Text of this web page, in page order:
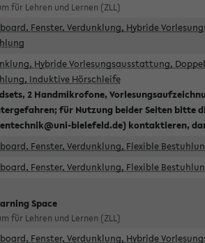
für Lehren und Lernen (ZLL)
Fenster, Verdunklung, Hybride
Hybride Vorlesungsausstattung,
Induktive Hörschleife
2 Handmikrofone,
für Nutzung beider Seiten bitte
bielefeld.de) kontaktieren,
Fenster, Verdunklung, Flexible
Fenster, Verdunklung, Flexible
Space
für Lehren und Lernen (ZLL)
Fenster, Verdunklung, Hybride